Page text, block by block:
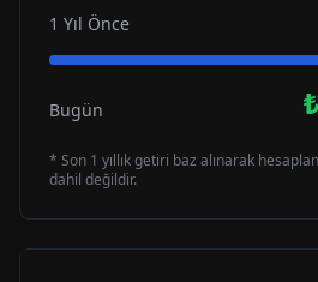
1 Yıl Önce
Bugün
* Son 1 yıllık getiri baz alınarak
dahil değildir.